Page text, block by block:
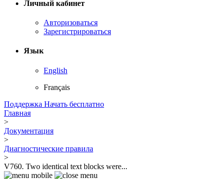
Личный кабинет
Авторизоваться
Зарегистрироваться
Язык
English
Français
Поддержка Начать бесплатно
Главная
>
Документация
>
Диагностические правила
>
V760. Two identical text blocks were...